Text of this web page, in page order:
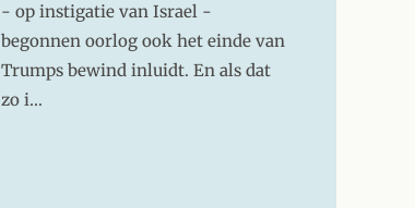
- op instigatie van Israel -
begonnen oorlog ook het einde van
Trumps bewind inluidt. En als dat
zo i…